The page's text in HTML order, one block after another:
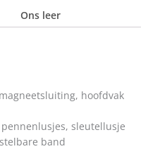
Ons leer
hoofdvak
sleutellusje
band